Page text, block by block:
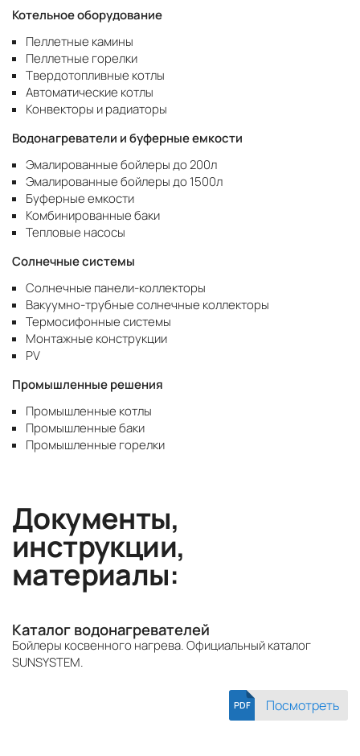
Котельное оборудование
Пеллетные камины
Пеллетные горелки
Твердотопливные котлы
Автоматические котлы
Конвекторы и радиаторы
Водонагреватели и буферные емкости
Эмалированные бойлеры до 200л
Эмалированные бойлеры до 1500л
Буферные емкости
Комбинированные баки
Тепловые насосы
Солнечные системы
Солнечные панели-коллекторы
Вакуумно-трубные солнечные коллекторы
Термосифонные системы
Монтажные конструкции
PV
Промышленные решения
Промышленные котлы
Промышленные баки
Промышленные горелки
Документы,
инструкции,
материалы:
Каталог водонагревателей
Бойлеры косвенного нагрева. Официальный каталог
SUNSYSTEM.
PDF Посмотреть